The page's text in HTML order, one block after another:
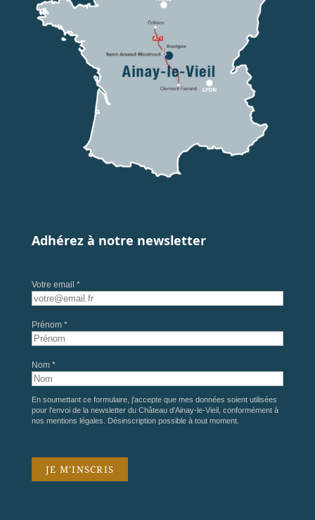
Adhérez à notre newsletter
Votre email *
Prénom *
Nom *
En soumettant ce formulaire, j'accepte que mes données soient utilisées
pour l'envoi de la newsletter du Château d'Ainay-le-Vieil, conformément à
nos mentions légales . Désinscription possible à tout moment.